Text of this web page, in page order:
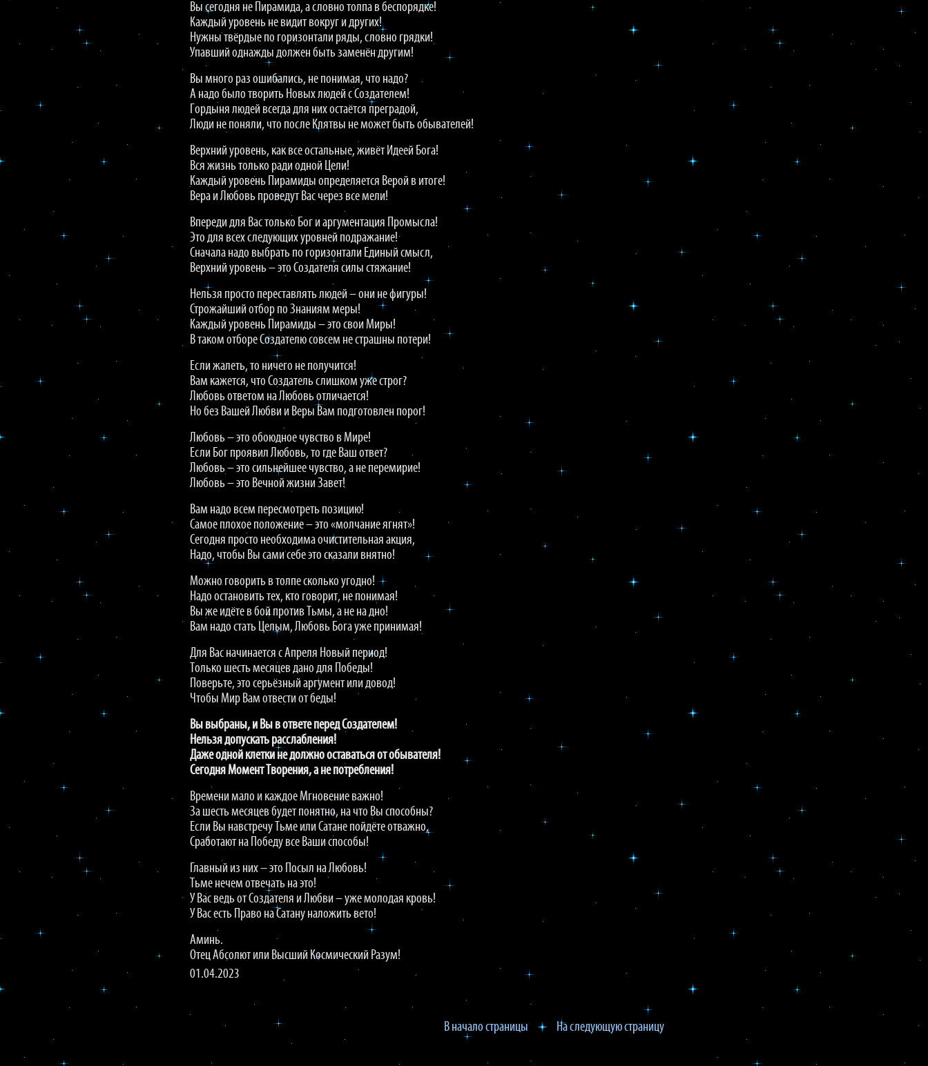
Вы сегодня не Пирамида, а словно толпа в беспорядке!
Каждый уровень не видит вокруг и других!
Нужны твёрдые по горизонтали ряды, словно грядки!
Упавший однажды должен быть заменён другим!
Вы много раз ошибались, не понимая, что надо?
А надо было творить Новых людей с Создателем!
Гордыня людей всегда для них остаётся преградой,
Люди не поняли, что после Клятвы не может быть обывателей!
Верхний уровень, как все остальные, живёт Идеей Бога!
Вся жизнь только ради одной Цели!
Каждый уровень Пирамиды определяется Верой в итоге!
Вера и Любовь проведут Вас через все мели!
Впереди для Вас только Бог и аргументация Промысла!
Это для всех следующих уровней подражание!
Сначала надо выбрать по горизонтали Единый смысл,
Верхний уровень – это Создателя силы стяжание!
Нельзя просто переставлять людей – они не фигуры!
Строжайший отбор по Знаниям меры!
Каждый уровень Пирамиды – это свои Миры!
В таком отборе Создателю совсем не страшны потери!
Если жалеть, то ничего не получится!
Вам кажется, что Создатель слишком уже строг?
Любовь ответом на Любовь отличается!
Но без Вашей Любви и Веры Вам подготовлен порог!
Любовь – это обоюдное чувство в Мире!
Если Бог проявил Любовь, то где Ваш ответ?
Любовь – это сильнейшее чувство, а не перемирие!
Любовь – это Вечной жизни Завет!
Вам надо всем пересмотреть позицию!
Самое плохое положение – это «молчание ягнят»!
Сегодня просто необходима очистительная акция,
Надо, чтобы Вы сами себе это сказали внятно!
Можно говорить в толпе сколько угодно!
Надо остановить тех, кто говорит, не понимая!
Вы же идёте в бой против Тьмы, а не на дно!
Вам надо стать Целым, Любовь Бога уже принимая!
Для Вас начинается с Апреля Новый период!
Только шесть месяцев дано для Победы!
Поверьте, это серьёзный аргумент или довод!
Чтобы Мир Вам отвести от беды!
Вы выбраны, и Вы в ответе перед Создателем!
Нельзя допускать расслабления!
Даже одной клетки не должно оставаться от обывателя!
Сегодня Момент Творения, а не потребления!
Времени мало и каждое Мгновение важно!
За шесть месяцев будет понятно, на что Вы способны?
Если Вы навстречу Тьме или Сатане пойдёте отважно,
Сработают на Победу все Ваши способы!
Главный из них – это Посыл на Любовь!
Тьме нечем отвечать на это!
У Вас ведь от Создателя и Любви – уже молодая кровь!
У Вас есть Право на Сатану наложить вето!
Аминь.
Отец Абсолют или Высший Космический Разум!
01.04.2023
В начало страницы На следующую страницу